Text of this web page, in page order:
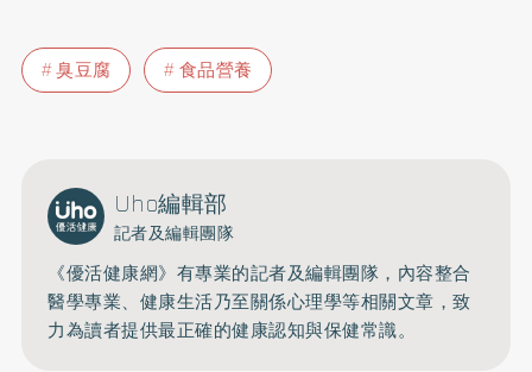
臭豆腐 食品營養
Uho編輯部
記者及編輯團隊
《優活健康網》有專業的記者及編輯團隊，內容整合
醫學專業、健康生活乃至關係心理學等相關文章，致
力為讀者提供最正確的健康認知與保健常識。